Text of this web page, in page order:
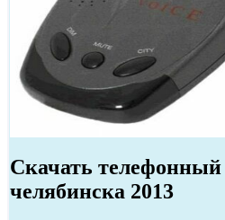
Скачать
челябинска 2013